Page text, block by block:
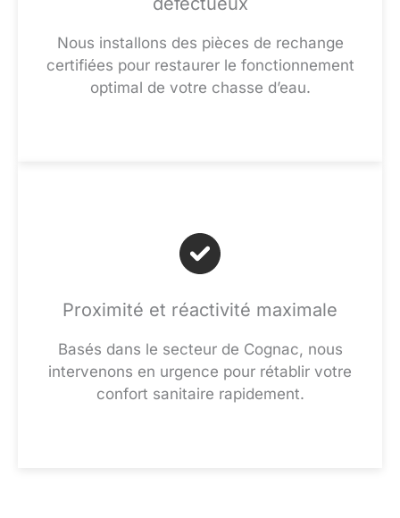
Nous installons des pièces de rechange
certifiées pour restaurer le fonctionnement
optimal de votre chasse d’eau.
Proximité et réactivité maximale
Basés dans le secteur de Cognac, nous
intervenons en urgence pour rétablir votre
confort sanitaire rapidement.